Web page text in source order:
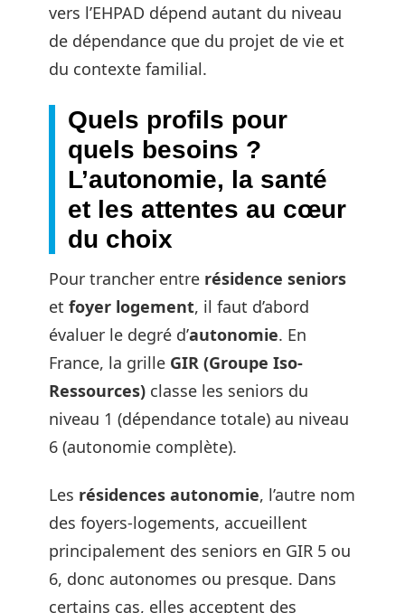
vers l’EHPAD dépend autant du niveau
de dépendance que du projet de vie et
du contexte familial.
Quels profils pour
quels besoins ?
L’autonomie, la santé
et les attentes au cœur
du choix
Pour trancher entre résidence seniors
et foyer logement, il faut d’abord
évaluer le degré d’autonomie. En
France, la grille GIR (Groupe Iso-
Ressources) classe les seniors du
niveau 1 (dépendance totale) au niveau
6 (autonomie complète).
Les résidences autonomie, l’autre nom
des foyers-logements, accueillent
principalement des seniors en GIR 5 ou
6, donc autonomes ou presque. Dans
certains cas, elles acceptent des